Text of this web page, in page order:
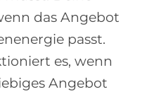
das Angebot
passt.
es, wenn
Angebot